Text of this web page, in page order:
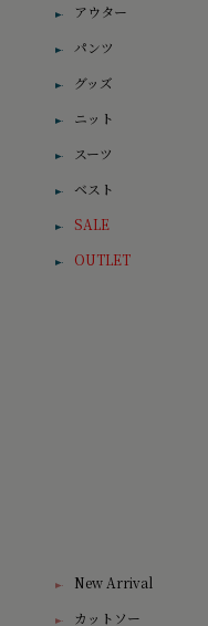
アウター
パンツ
グッズ
ニット
スーツ
ベスト
SALE
OUTLET
New Arrival
カットソー